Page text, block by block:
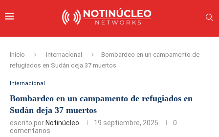
Inicio Internacional
Bombardeo en un campamento de
refugiados en Sudán deja 37 muertos
Internacional
Bombardeo en un campamento de refugiados en
Sudán deja 37 muertos
escrito por Notinúcleo 19 septiembre, 2025
0
comentarios